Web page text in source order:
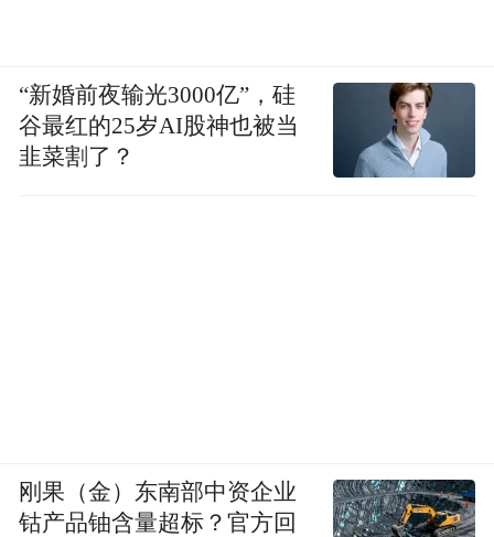
“新婚前夜输光3000亿”，硅
谷最红的25岁AI股神也被当
韭菜割了？
刚果（金）东南部中资企业
钴产品铀含量超标？官方回